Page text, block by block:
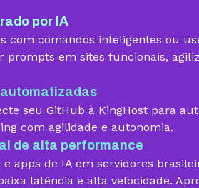
por IA
com comandos inteligentes ou
prompts em sites funcionais,
seu GitHub à KingHost para
com agilidade e autonomia.
de alta performance
e apps de IA em servidores
latência e alta velocidade.